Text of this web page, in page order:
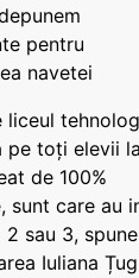
pentru
navetei
liceul
pe toți elevii
de 100%
sunt care au
2 sau 3, spune
Iuliana